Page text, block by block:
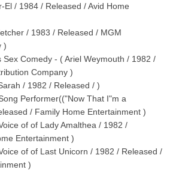
El / 1984 / Released / Avid Home
/ 1983 / Released / MGM
)
Sex Comedy - ( Ariel Weymouth / 1982 /
Company )
/ 1982 / Released / )
Performer(("Now That I"m a
/ Family Home Entertainment )
of of Lady Amalthea / 1982 /
Entertainment )
of of Last Unicorn / 1982 / Released /
)